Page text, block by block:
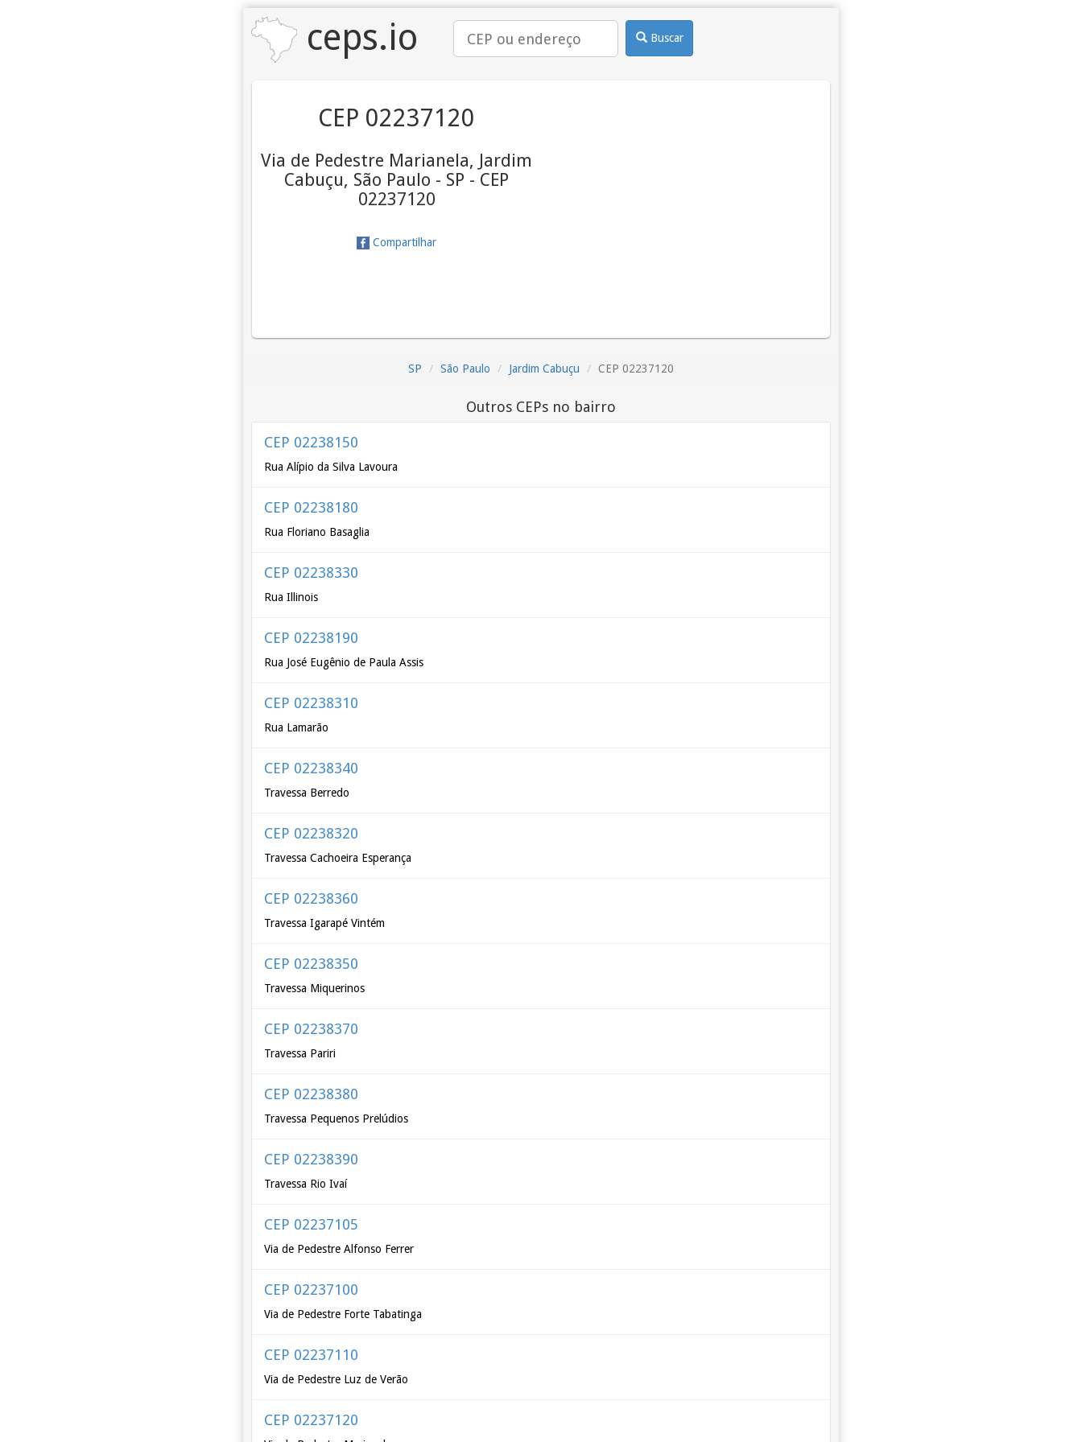
ceps.io Buscar
CEP 02237120
Via de Pedestre Marianela, Jardim
Cabuçu, São Paulo - SP - CEP
02237120
Compartilhar
SP São Paulo Jardim Cabuçu CEP 02237120
Outros CEPs no bairro
CEP 02238150
Rua Alípio da Silva Lavoura
CEP 02238180
Rua Floriano Basaglia
CEP 02238330
Rua Illinois
CEP 02238190
Rua José Eugênio de Paula Assis
CEP 02238310
Rua Lamarão
CEP 02238340
Travessa Berredo
CEP 02238320
Travessa Cachoeira Esperança
CEP 02238360
Travessa Igarapé Vintém
CEP 02238350
Travessa Miquerinos
CEP 02238370
Travessa Pariri
CEP 02238380
Travessa Pequenos Prelúdios
CEP 02238390
Travessa Rio Ivaí
CEP 02237105
Via de Pedestre Alfonso Ferrer
CEP 02237100
Via de Pedestre Forte Tabatinga
CEP 02237110
Via de Pedestre Luz de Verão
CEP 02237120